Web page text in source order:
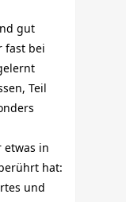
gut
fast bei
Teil
etwas in
hat:
und